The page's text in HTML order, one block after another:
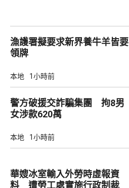
漁護署擬要求新界養牛羊皆要
領牌
本地 1小時前
警方破援交詐騙集團 拘8男
女涉款620萬
本地 1小時前
華嫂冰室輸入外勞時虛報資
料 遭勞工處實施行政制裁